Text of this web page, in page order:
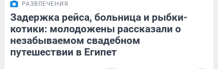
РАЗВЛЕЧЕНИЯ
Задержка рейса, больница и рыбки-
котики: молодожены рассказали о
незабываемом свадебном
путешествии в Египет